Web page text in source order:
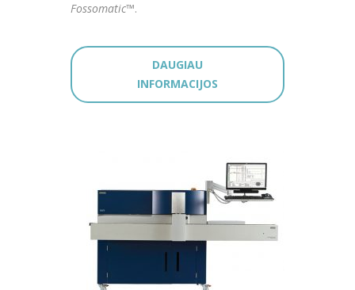
Fossomatic™.
DAUGIAU
INFORMACIJOS